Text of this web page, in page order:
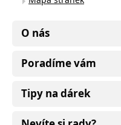
O nás
Poradíme vám
Tipy na dárek